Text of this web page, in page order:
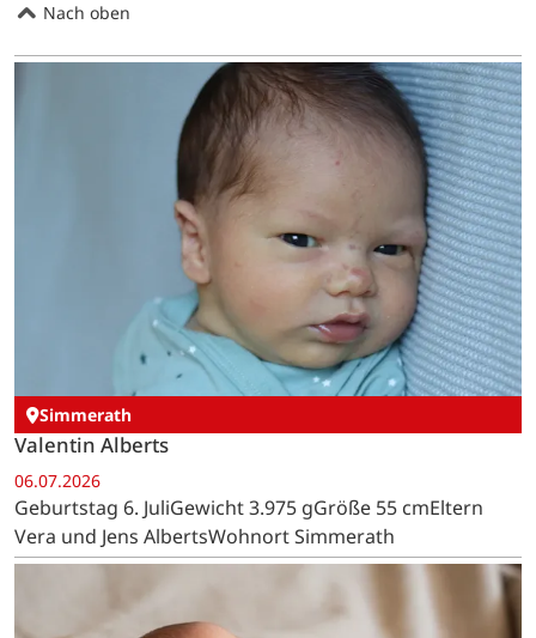
Nach oben
Simmerath
Valentin Alberts
06.07.2026
Geburtstag 6. JuliGewicht 3.975 gGröße 55 cmEltern
Vera und Jens AlbertsWohnort Simmerath